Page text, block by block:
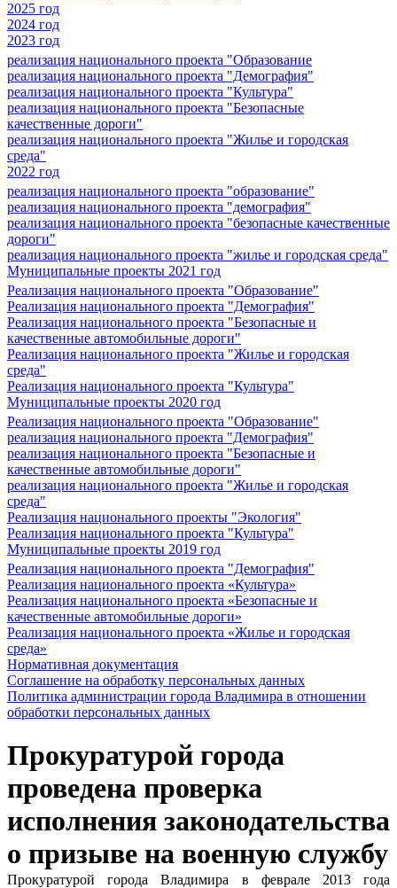
2025 год
2024 год
2023 год
реализация национального проекта "Образование
реализация национального проекта "Демография"
реализация национального проекта "Культура"
реализация национального проекта "Безопасные
качественные дороги"
реализация национального проекта "Жилье и городская
среда"
2022 год
реализация национального проекта "образование"
реализация национального проекта "демография"
реализация национального проекта "безопасные качественные
дороги"
реализация национального проекта "жилье и городская среда"
Муниципальные проекты 2021 год
Реализация национального проекта "Образование"
Реализация национального проекта "Демография"
Реализация национального проекта "Безопасные и
качественные автомобильные дороги"
Реализация национального проекта "Жилье и городская
среда"
Реализация национального проекта "Культура"
Муниципальные проекты 2020 год
Реализация национального проекта "Образование"
реализация национального проекта "Демография"
реализация национального проекта "Безопасные и
качественные автомобильные дороги"
реализация национального проекта "Жилье и городская
среда"
Реализация национального проекты "Экология"
Реализация национального проекта "Культура"
Муниципальные проекты 2019 год
Реализация национального проекта "Демография"
Реализация национального проекта «Культура»
Реализация национального проекта «Безопасные и
качественные автомобильные дороги»
Реализация национального проекта «Жилье и городская
среда»
Нормативная документация
Соглашение на обработку персональных данных
Политика администрации города Владимира в отношении
обработки персональных данных
Прокуратурой города
проведена проверка
исполнения законодательства
о призыве на военную службу
Прокуратурой города Владимира в феврале 2013 года